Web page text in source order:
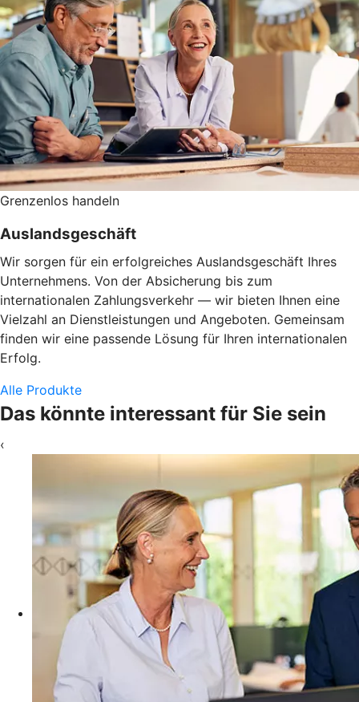
Grenzenlos handeln
Auslandsgeschäft
Wir sorgen für ein erfolgreiches Auslandsgeschäft Ihres
Unternehmens. Von der Absicherung bis zum
internationalen Zahlungsverkehr — wir bieten Ihnen eine
Vielzahl an Dienstleistungen und Angeboten. Gemeinsam
finden wir eine passende Lösung für Ihren internationalen
Erfolg.
Alle Produkte
Das könnte interessant für Sie sein
‹